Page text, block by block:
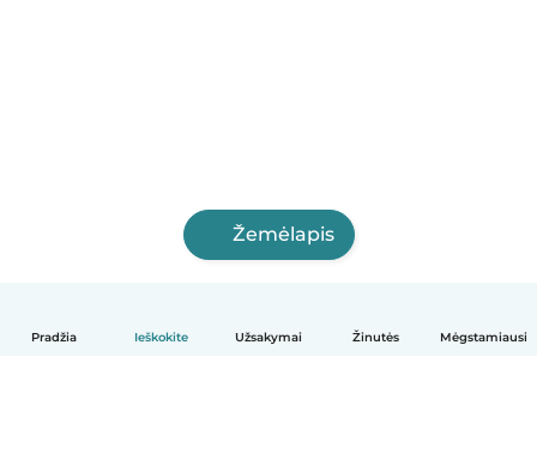
Pradžia Ieškokite Užsakymai Žinutės Mėgstamiausi
Žemėlapis